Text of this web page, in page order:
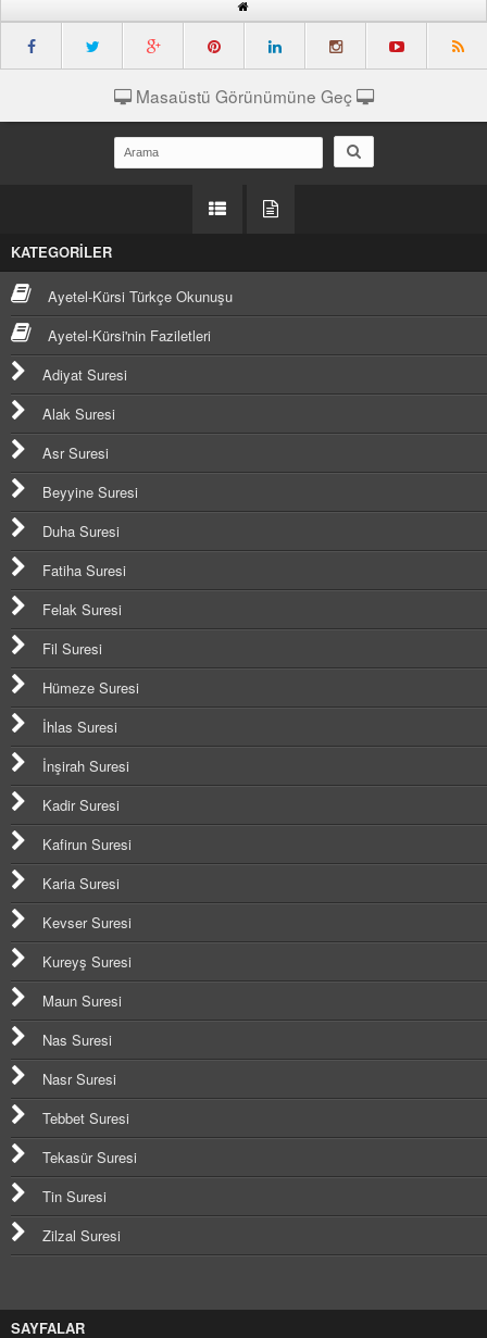
Masaüstü Görünümüne Geç
KATEGORİLER
Ayetel-Kürsi Türkçe Okunuşu
Ayetel-Kürsi'nin Faziletleri
Adiyat Suresi
Alak Suresi
Asr Suresi
Beyyine Suresi
Duha Suresi
Fatiha Suresi
Felak Suresi
Fil Suresi
Hümeze Suresi
İhlas Suresi
İnşirah Suresi
Kadir Suresi
Kafirun Suresi
Karia Suresi
Kevser Suresi
Kureyş Suresi
Maun Suresi
Nas Suresi
Nasr Suresi
Tebbet Suresi
Tekasür Suresi
Tin Suresi
Zilzal Suresi
SAYFALAR